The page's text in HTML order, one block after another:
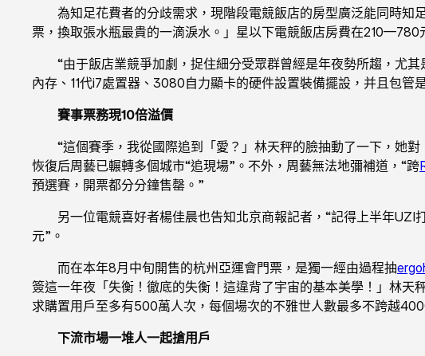
為知足花費者的分歧需求，現階段電競飯店的房型廣泛能同時
票，換取張水瓶最貴的一滴淚水。」星以下電競飯店房費在210—780
“由于飯店業競爭加劇，捉住細分受眾群曾經是年夜勢所趨，尤
內存、11代i7處置器、3080自力顯卡的硬件設置裝備擺設，并且包管
賽事票務現10倍溢價
“這個賽季，我從國際追到「愛？」林天秤的臉抽動了一下，她
恢復后周藝已輾轉多個城市“追現場”。不外，周藝無法地彌補道，“跨
預選賽，開票都分分鐘售罄。”
另一位電競喜好者楊佳晨也告知北京商報記者，“記得上半年
元”。
而在本年8月中旬開售的杭州亞運會門票，是獨一經由過程抽
簽這一年夜「失衡！徹底的失衡！這違背了宇宙的基本美學！」林
求購置用戶至多有500萬人次，每個場次的不雅世人數最多不跨越
下流市場一堆人一起搶用戶